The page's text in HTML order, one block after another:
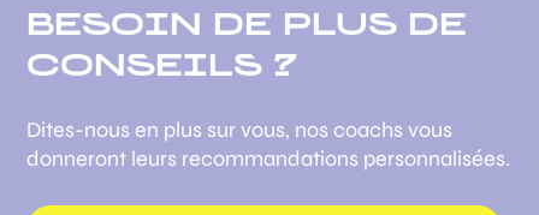
BESOIN DE PLUS DE
CONSEILS ?
Dites-nous en plus sur vous, nos coachs vous
donneront leurs recommandations personnalisées.